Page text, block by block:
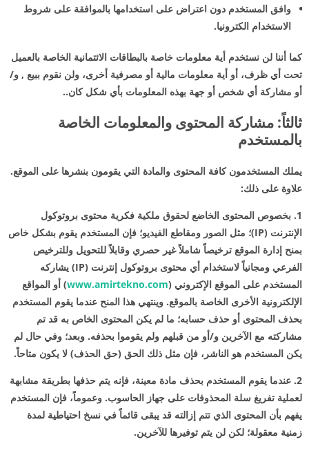
وافق المستخدم دون اعتراض على استخدامها بالموافقة على شروط
الاستخدام الكترونيا.
كما أننا لن نستخدم أية معلومات خاصة بالبطاقات الائتمانية الخاصة بالعميل
تحت أي ظرف، أو أية معلومات مالية أو مصرفية أخرى، ولن نقوم ببيع , و/
أو مشاركة أي شخص أو جهة بهذه المعلومات بأي شكل كان..
ثالثاً: مشاركة المحتوى والمعلومات الخاصة
بالمستخدم
يملك المستخدمون كافة المحتوى والمادة التي يقومون بنشرها على الموقع.
علاوة على ذلك:
1. بخصوص المحتوى الخاضع لحقوق ملكية فكرية محتوى بروتوكول
الإنترنت (IP)؛ مثل الصور ومقاطع الفيديو؛ فإن المستخدم يقوم بشكل خاص
بمنح إدارة الموقع ترخيصاً شاملاً غير حصري وقابلاً للتحويل وللترخيص
الفرعي ومجانياً لاستخدام أي محتوى بروتوكول إنترنت (IP) يشاركه
المستخدم على الموقع الإكتروني (www.amirtekno.com) أو المواقع
الإلكترونية الأخرى الخاصة بالموقع. وينتهي هذا المنح عندما يقوم المستخدم
بحذف المحتوى أو حذف حسابه؛ ما لم يكن المحتوى الخاص به قد تم
مشاركته مع الآخرين و/أو من قبلهم ولم يقوموا بحذفه. وبعد؛ وفي حال لم
يكن المستخدم هو الناشر، فإن مثل ذلك الحق (حق الحذف) لا يكون متاحاً.
2. عندما يقوم المستخدم بحذف مادة معينة، فإنه يتم حذفها بطريقة مشابهة
لعملية تفريغ سلة المحذوفات على جهاز الحاسوب. وعموماً، فإن المستخدم
يفهم بأن المحتوى الذي تتم إزالته قد يبقى قائماً في نسخ احتياطية لمدة
زمنية معقولة؛ لكن لن يتم توفيرها للآخرين.